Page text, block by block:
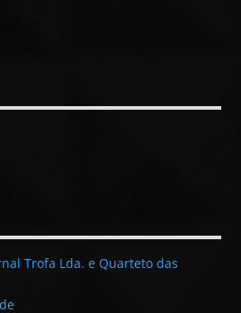
Trofa Lda. e Quarteto das